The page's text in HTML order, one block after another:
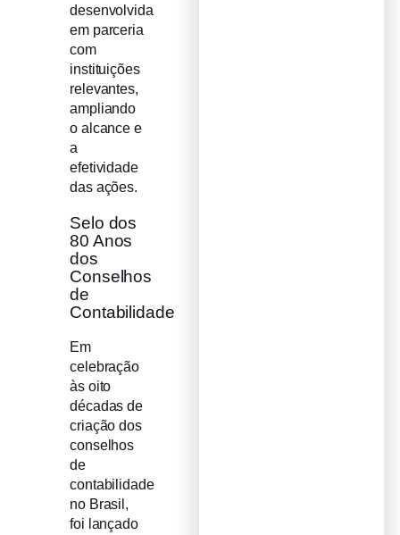
desenvolvida
em parceria
com
instituições
relevantes,
ampliando
o alcance e
a
efetividade
das ações.
Selo dos
80 Anos
dos
Conselhos
de
Contabilidade
Em
celebração
às oito
décadas de
criação dos
conselhos
de
contabilidade
no Brasil,
foi lançado